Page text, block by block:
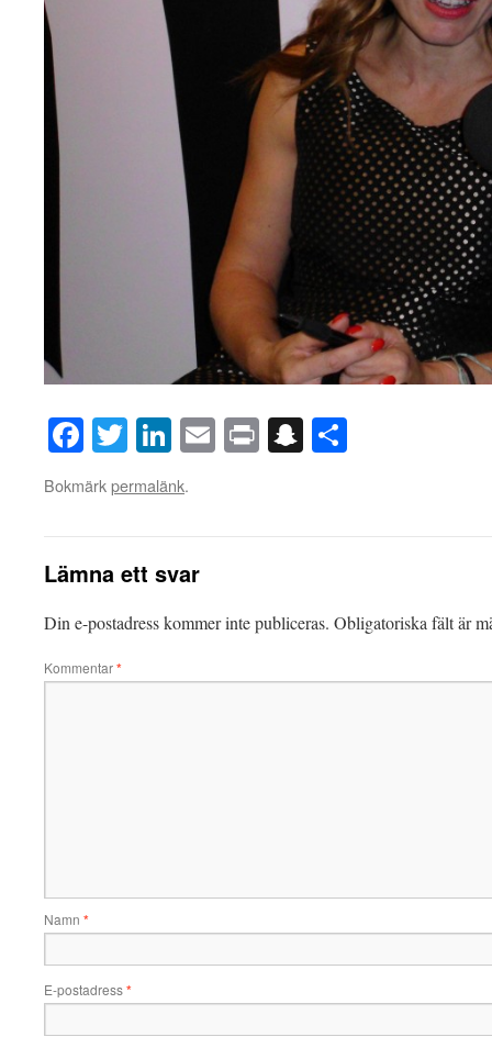
Facebook
TwitterLinkedIn
EmailPrintSnapchat
Bokmärkpermalänk.
Lämna ett svar
Din e-postadress kommer inte publiceras. Obligatoriska fält är
Kommentar*
Namn *
E-postadress*